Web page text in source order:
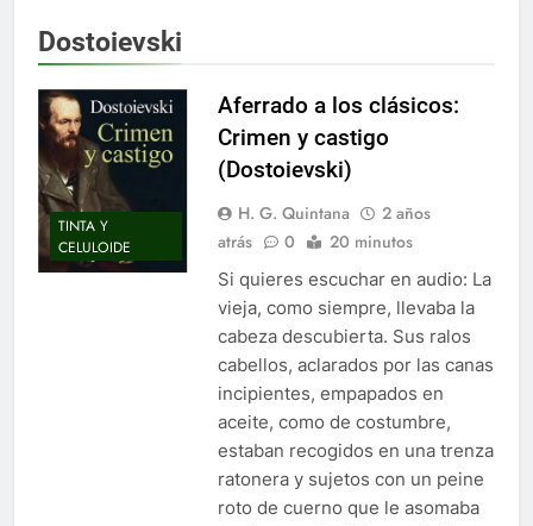
Dostoievski
TINTA Y
CELULOIDE
Aferrado a los clásicos:
Crimen y castigo
(Dostoievski)
H. G. Quintana
2 años
atrás
0 20 minutos
Si quieres escuchar en audio: La
vieja, como siempre, llevaba la
cabeza descubierta. Sus ralos
cabellos, aclarados por las canas
incipientes, empapados en
aceite, como de costumbre,
estaban recogidos en una trenza
ratonera y sujetos con un peine
roto de cuerno que le asomaba